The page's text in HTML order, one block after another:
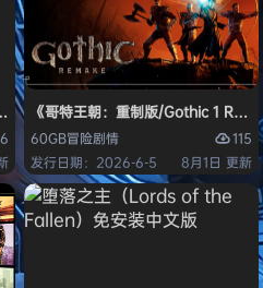
6）免安装中文版
6
《哥特王朝：重制版/Gothic 1
60GB冒险剧情
115
发行日期：2026-6-5
8月1日 更新